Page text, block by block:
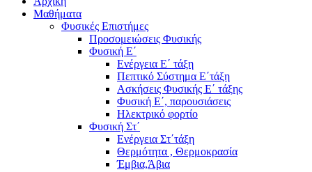
Μαθήματα
Φυσικές Επιστήμες
Προσομειώσεις Φυσικής
Φυσική Ε΄
Ενέργεια Ε΄ τάξη
Πεπτικό Σύστημα Ε΄τάξη
Ασκήσεις Φυσικής Ε΄ τάξης
Φυσική Ε΄, παρουσιάσεις
Ηλεκτρικό φορτίο
Φυσική Στ΄
Ενέργεια Στ΄τάξη
Θερμότητα , Θερμοκρασία
Έμβια,Άβια